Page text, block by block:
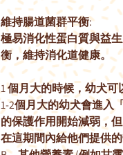
維持腸道菌群平衡:
極易消化性蛋白質與益
衡，維持消化道健康。
1 個月大的時候，幼犬
1-2個月大的幼犬會進入
的保護作用開始減弱，
在這期間內給他們提供